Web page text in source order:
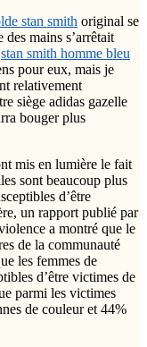
stan smith original se
mains s’arrêtait
stan smith homme bleu
pour eux, mais je
relativement
siège adidas gazelle
bouger plus
mis en lumière le fait
sont beaucoup plus
d’être
un rapport publié par
a montré que le
de la communauté
les femmes de
d’être victimes de
parmi les victimes
de couleur et 44%